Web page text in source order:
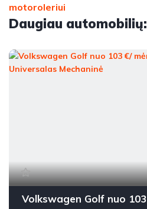
motoroleriui
Daugiau automobilių: